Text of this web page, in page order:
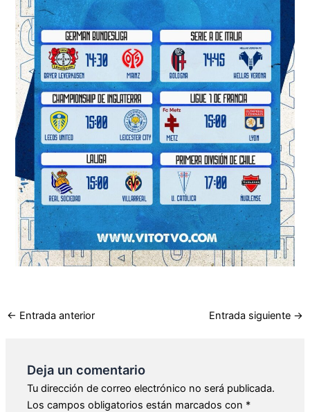
← Entrada anterior Entrada siguiente →
Deja un comentario
Tu dirección de correo electrónico no será publicada.
Los campos obligatorios están marcados con *